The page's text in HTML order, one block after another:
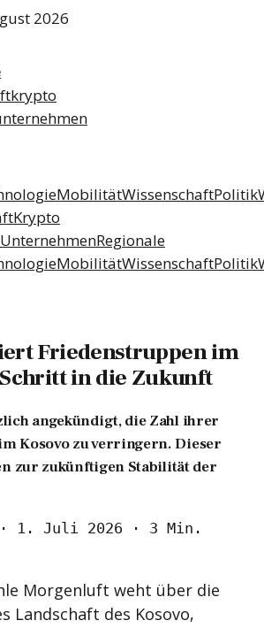
2026
krypto
MobilitätWissenschaftPolitik
Krypto
UnternehmenRegionale
MobilitätWissenschaftPolitik
Friedenstruppen im
in die Zukunft
angekündigt, die Zahl ihrer
Kosovo zu verringern. Dieser
zur zukünftigen Stabilität der
· 1. Juli 2026 · 3 Min.
Morgenluft weht über die
Landschaft des Kosovo,